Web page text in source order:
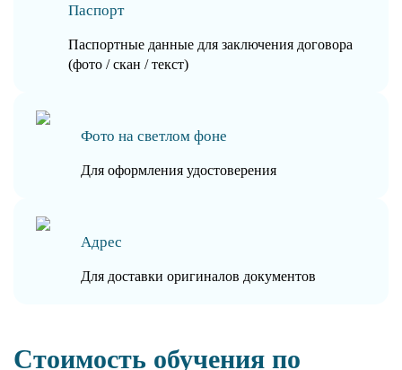
Паспорт
Паспортные данные для заключения договора
(фото / скан / текст)
Фото на светлом фоне
Для оформления удостоверения
Адрес
Для доставки оригиналов документов
Стоимость обучения по